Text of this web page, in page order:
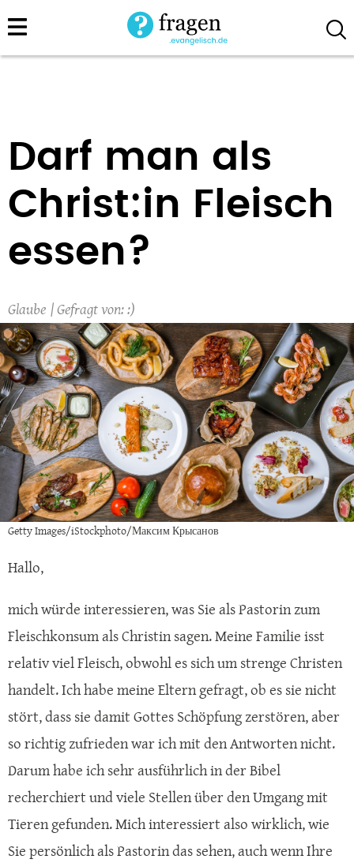
Direkt
zum
Darf man als
Christ:in Fleisch
essen?
Glaube :)
Getty Images/iStockphoto/Максим Крысанов
Hallo,
mich würde interessieren, was Sie als Pastorin zum
Fleischkonsum als Christin sagen. Meine Familie isst
relativ viel Fleisch, obwohl es sich um strenge Christen
handelt. Ich habe meine Eltern gefragt, ob es sie nicht
stört, dass sie damit Gottes Schöpfung zerstören, aber
so richtig zufrieden war ich mit den Antworten nicht.
Darum habe ich sehr ausführlich in der Bibel
recherchiert und viele Stellen über den Umgang mit
Tieren gefunden. Mich interessiert also wirklich, wie
Sie persönlich als Pastorin das sehen, auch wenn Ihre